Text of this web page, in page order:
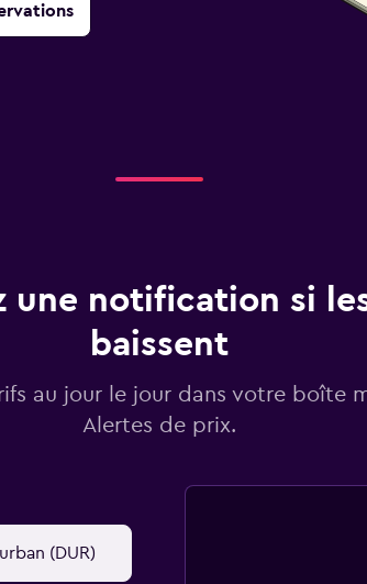
une notification si
baissent
au jour le jour dans votre boîte
Alertes de prix.